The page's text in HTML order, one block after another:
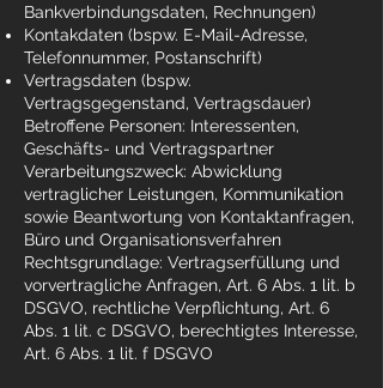
Bankverbindungsdaten, Rechnungen)
Kontakdaten (bspw. E-Mail-Adresse,
Telefonnummer, Postanschrift)
Vertragsdaten (bspw.
Vertragsgegenstand, Vertragsdauer)
Betroffene Personen: Interessenten,
Geschäfts- und Vertragspartner
Verarbeitungszweck: Abwicklung
vertraglicher Leistungen, Kommunikation
sowie Beantwortung von Kontaktanfragen,
Büro und Organisationsverfahren
Rechtsgrundlage: Vertragserfüllung und
vorvertragliche Anfragen, Art. 6 Abs. 1 lit. b
DSGVO, rechtliche Verpflichtung, Art. 6
Abs. 1 lit. c DSGVO, berechtigtes Interesse,
Art. 6 Abs. 1 lit. f DSGVO